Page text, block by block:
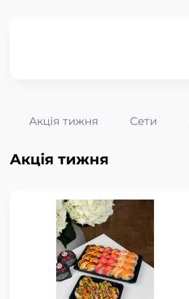
Акція тижня Сети
Акція тижня